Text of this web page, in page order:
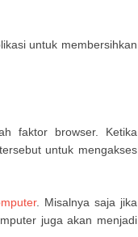
untuk membersihkan
faktor browser. Ketika
untuk mengakses
. Misalnya saja jika
juga akan menjadi